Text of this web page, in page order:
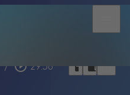
/ play_circle_outline 29:56 headphoneschrome_reader_modebookmark_border